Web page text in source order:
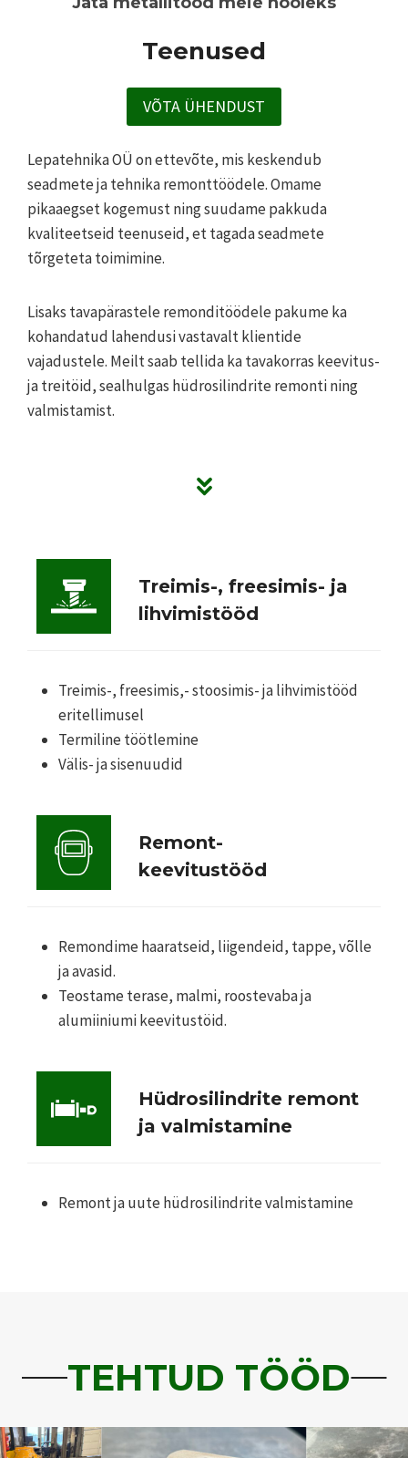
Teenused
VÕTA ÜHENDUST
Lepatehnika OÜ on ettevõte, mis keskendub
seadmete ja tehnika remonttöödele. Omame
pikaaegset kogemust ning suudame pakkuda
kvaliteetseid teenuseid, et tagada seadmete
tõrgeteta toimimine.
Lisaks tavapärastele remonditöödele pakume ka
kohandatud lahendusi vastavalt klientide
vajadustele. Meilt saab tellida ka tavakorras keevitus-
ja treitöid, sealhulgas hüdrosilindrite remonti ning
valmistamist.
Treimis-, freesimis- ja
lihvimistööd
Treimis-, freesimis,- stoosimis- ja lihvimistööd
eritellimusel
Termiline töötlemine
Välis- ja sisenuudid
Remont-
keevitustööd
Remondime haaratseid, liigendeid, tappe, võlle
ja avasid.
Teostame terase, malmi, roostevaba ja
alumiiniumi keevitustöid.
Hüdrosilindrite remont
ja valmistamine
Remont ja uute hüdrosilindrite valmistamine
TEHTUD TÖÖD